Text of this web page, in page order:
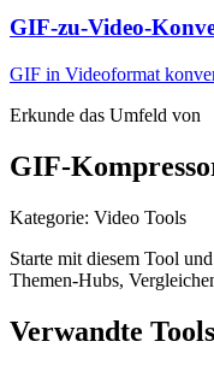
GIF-zu-Video-
GIF in Videoformat
Erkunde das Umfeld von
GIF-
Kategorie: Video Tools
Starte mit diesem Tool
Themen-Hubs,
Verwandte Tools